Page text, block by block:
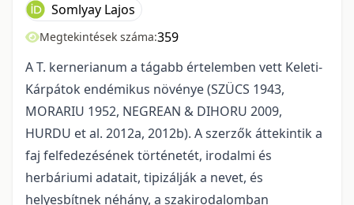
Somlyay Lajos
Megtekintések száma:359
A T. kernerianum a tágabb értelemben vett Keleti-
Kárpátok endémikus növénye (SZÜCS 1943,
MORARIU 1952, NEGREAN & DIHORU 2009,
HURDU et al. 2012a, 2012b). A szerzők áttekintik a
faj felfedezésének történetét, irodalmi és
herbáriumi adatait, tipizálják a nevet, és
helyesbítnek néhány, a szakirodalomban